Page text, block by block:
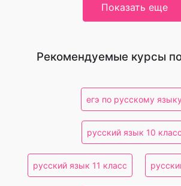
Показать еще
Рекомендуемые курсы
егэ по русскому
русский язык 10 класс
русский язык 11 класс